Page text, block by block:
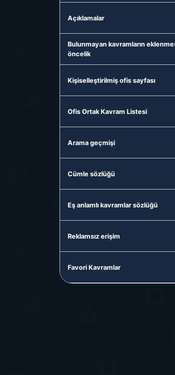
Açıklamalar
Bulunmayan kavramların
öncelik
Kişiselleştirilmiş ofis sayfası
Ofis Ortak Kavram Listesi
Arama geçmişi
Cümle sözlüğü
Eş anlamlı kavramlar sözlüğü
Reklamsız erişim
Favori Kavramlar